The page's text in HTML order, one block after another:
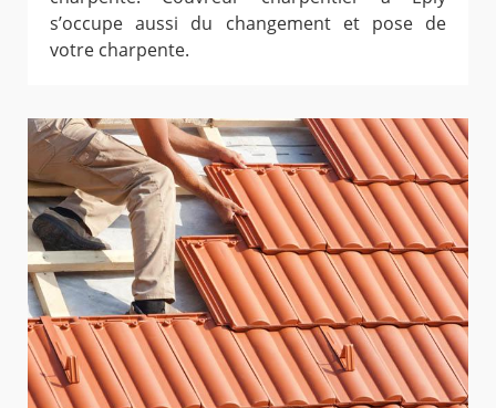
s’occupe aussi du changement et pose de
votre charpente.